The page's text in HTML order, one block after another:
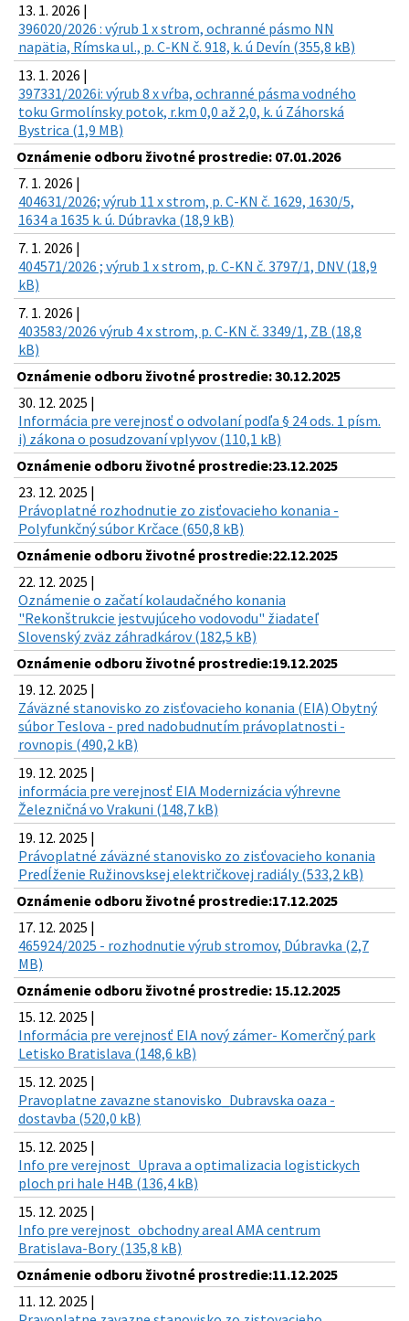
13. 1. 2026 |
396020/2026 : výrub 1 x strom, ochranné pásmo NN
napätia, Rímska ul., p. C-KN č. 918, k. ú Devín (355,8 kB)
13. 1. 2026 |
397331/2026i: výrub 8 x vŕba, ochranné pásma vodného
toku Grmolínsky potok, r.km 0,0 až 2,0, k. ú Záhorská
Bystrica (1,9 MB)
Oznámenie odboru životné prostredie: 07.01.2026
7. 1. 2026 |
404631/2026; výrub 11 x strom, p. C-KN č. 1629, 1630/5,
1634 a 1635 k. ú. Dúbravka (18,9 kB)
7. 1. 2026 |
404571/2026 ; výrub 1 x strom, p. C-KN č. 3797/1, DNV (18,9
kB)
7. 1. 2026 |
403583/2026 výrub 4 x strom, p. C-KN č. 3349/1, ZB (18,8
kB)
Oznámenie odboru životné prostredie: 30.12.2025
30. 12. 2025 |
Informácia pre verejnosť o odvolaní podľa § 24 ods. 1 písm.
i) zákona o posudzovaní vplyvov (110,1 kB)
Oznámenie odboru životné prostredie:23.12.2025
23. 12. 2025 |
Právoplatné rozhodnutie zo zisťovacieho konania -
Polyfunkčný súbor Krčace (650,8 kB)
Oznámenie odboru životné prostredie:22.12.2025
22. 12. 2025 |
Oznámenie o začatí kolaudačného konania
"Rekonštrukcie jestvujúceho vodovodu" žiadateľ
Slovenský zväz záhradkárov (182,5 kB)
Oznámenie odboru životné prostredie:19.12.2025
19. 12. 2025 |
Záväzné stanovisko zo zisťovacieho konania (EIA) Obytný
súbor Teslova - pred nadobudnutím právoplatnosti -
rovnopis (490,2 kB)
19. 12. 2025 |
informácia pre verejnosť EIA Modernizácia výhrevne
Železničná vo Vrakuni (148,7 kB)
19. 12. 2025 |
Právoplatné záväzné stanovisko zo zisťovacieho konania
Predĺženie Ružinovsksej električkovej radiály (533,2 kB)
Oznámenie odboru životné prostredie:17.12.2025
17. 12. 2025 |
465924/2025 - rozhodnutie výrub stromov, Dúbravka (2,7
MB)
Oznámenie odboru životné prostredie: 15.12.2025
15. 12. 2025 |
Informácia pre verejnosť EIA nový zámer- Komerčný park
Letisko Bratislava (148,6 kB)
15. 12. 2025 |
Pravoplatne zavazne stanovisko_Dubravska oaza -
dostavba (520,0 kB)
15. 12. 2025 |
Info pre verejnost_Uprava a optimalizacia logistickych
ploch pri hale H4B (136,4 kB)
15. 12. 2025 |
Info pre verejnost_obchodny areal AMA centrum
Bratislava-Bory (135,8 kB)
Oznámenie odboru životné prostredie:11.12.2025
11. 12. 2025 |